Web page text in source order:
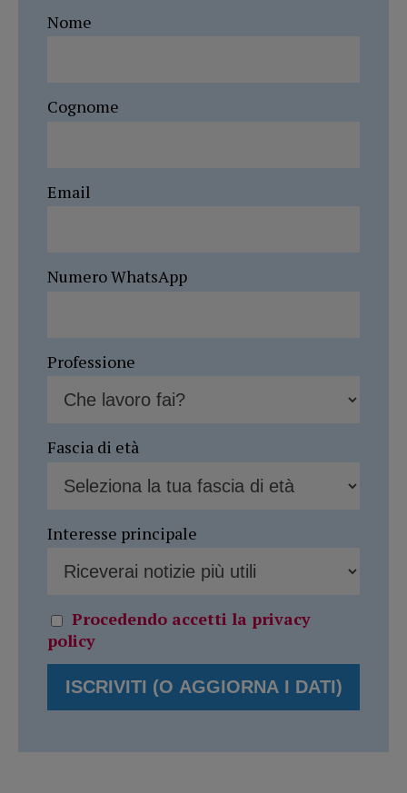
Nome
Cognome
Email
Numero WhatsApp
Professione
Fascia di età
Interesse principale
Procedendo accetti la privacy
policy